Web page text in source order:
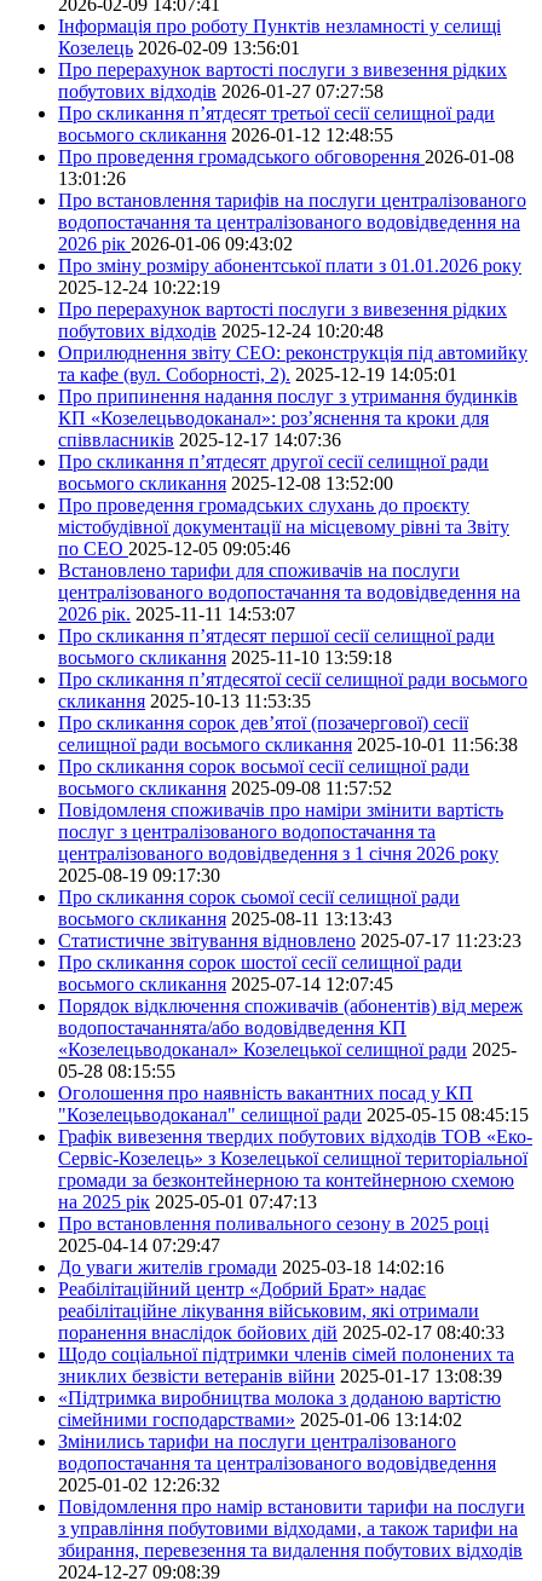
Інформація про роботу Пунктів незламності у селищі
Козелець 2026-02-09 13:56:01
Про перерахунок вартості послуги з вивезення рідких
побутових відходів 2026-01-27 07:27:58
Про скликання п’ятдесят третьої сесії селищної ради
восьмого скликання 2026-01-12 12:48:55
Про проведення громадського обговорення 2026-01-08
13:01:26
Про встановлення тарифів на послуги централізованого
водопостачання та централізованого водовідведення на
2026 рік 2026-01-06 09:43:02
Про зміну розміру абонентської плати з 01.01.2026 року
2025-12-24 10:22:19
Про перерахунок вартості послуги з вивезення рідких
побутових відходів 2025-12-24 10:20:48
Оприлюднення звіту СЕО: реконструкція під автомийку
та кафе (вул. Соборності, 2). 2025-12-19 14:05:01
Про припинення надання послуг з утримання будинків
КП «Козелецьводоканал»: роз’яснення та кроки для
співвласників 2025-12-17 14:07:36
Про скликання п’ятдесят другої сесії селищної ради
восьмого скликання 2025-12-08 13:52:00
Про проведення громадських слухань до проєкту
містобудівної документації на місцевому рівні та Звіту
по СЕО 2025-12-05 09:05:46
Встановлено тарифи для споживачів на послуги
централізованого водопостачання та водовідведення на
2026 рік. 2025-11-11 14:53:07
Про скликання п’ятдесят першої сесії селищної ради
восьмого скликання 2025-11-10 13:59:18
Про скликання п’ятдесятої сесії селищної ради восьмого
скликання 2025-10-13 11:53:35
Про скликання сорок дев’ятої (позачергової) сесії
селищної ради восьмого скликання 2025-10-01 11:56:38
Про скликання сорок восьмої сесії селищної ради
восьмого скликання 2025-09-08 11:57:52
Повідомленя споживачів про наміри змінити вартість
послуг з централізованого водопостачання та
централізованого водовідведення з 1 січня 2026 року
2025-08-19 09:17:30
Про скликання сорок сьомої сесії селищної ради
восьмого скликання 2025-08-11 13:13:43
Статистичне звітування відновлено 2025-07-17 11:23:23
Про скликання сорок шостої сесії селищної ради
восьмого скликання 2025-07-14 12:07:45
Порядок відключення споживачів (абонентів) від мереж
водопостачаннята/або водовідведення КП
«Козелецьводоканал» Козелецької селищної ради 2025-
05-28 08:15:55
Оголошення про наявність вакантних посад у КП
"Козелецьводоканал" селищної ради 2025-05-15 08:45:15
Графік вивезення твердих побутових відходів ТОВ «Еко-
Сервіс-Козелець» з Козелецької селищної територіальної
громади за безконтейнерною та контейнерною схемою
на 2025 рік 2025-05-01 07:47:13
Про встановлення поливального сезону в 2025 році
2025-04-14 07:29:47
До уваги жителів громади 2025-03-18 14:02:16
Реабілітаційний центр «Добрий Брат» надає
реабілітаційне лікування військовим, які отримали
поранення внаслідок бойових дій 2025-02-17 08:40:33
Щодо соціальної підтримки членів сімей полонених та
зниклих безвісти ветеранів війни 2025-01-17 13:08:39
«Підтримка виробництва молока з доданою вартістю
сімейними господарствами» 2025-01-06 13:14:02
Змінились тарифи на послуги централізованого
водопостачання та централізованого водовідведення
2025-01-02 12:26:32
Повідомлення про намір встановити тарифи на послуги
з управління побутовими відходами, а також тарифи на
збирання, перевезення та видалення побутових відходів
2024-12-27 09:08:39